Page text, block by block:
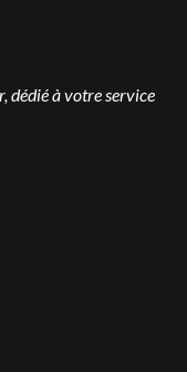
dédié à votre service